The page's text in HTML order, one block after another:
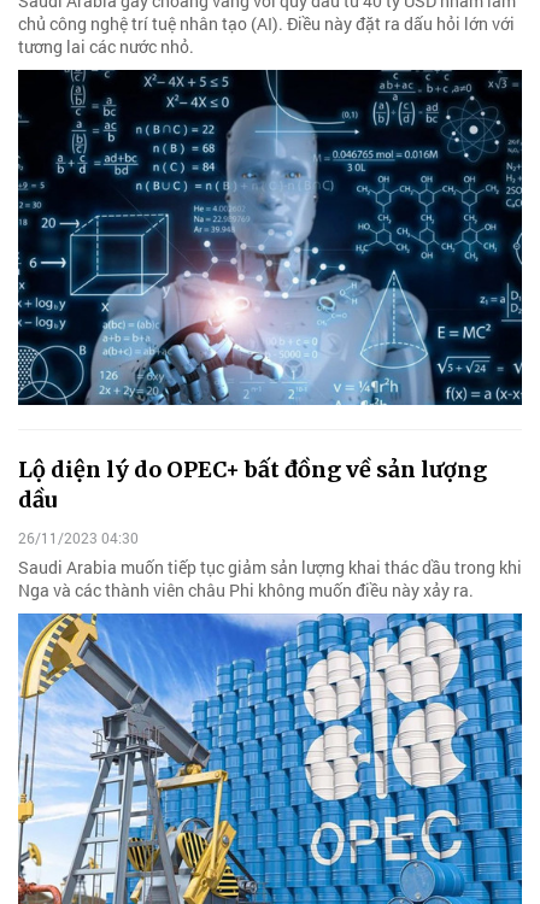
chủ công nghệ trí tuệ nhân tạo (AI). Điều này đặt ra dấu hỏi lớn với
tương lai các nước nhỏ.
Lộ diện lý do OPEC+ bất đồng về sản lượng
dầu
26/11/2023 04:30
Saudi Arabia muốn tiếp tục giảm sản lượng khai thác dầu trong khi
Nga và các thành viên châu Phi không muốn điều này xảy ra.